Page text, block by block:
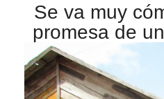
Se va muy
promesa de